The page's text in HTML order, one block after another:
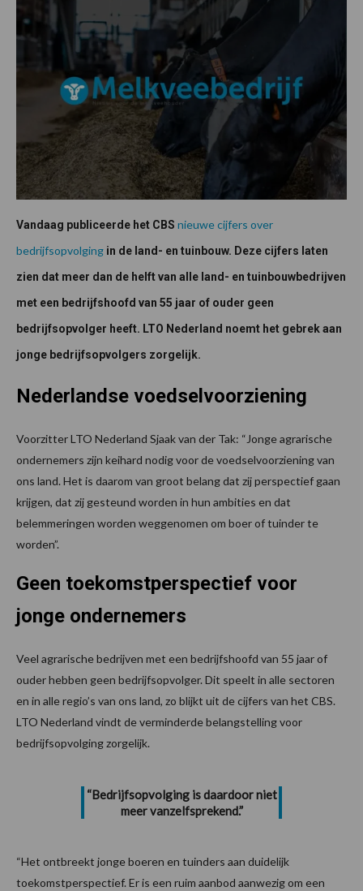
Vandaag publiceerde het CBS nieuwe cijfers over
bedrijfsopvolging in de land- en tuinbouw. Deze cijfers laten
zien dat meer dan de helft van alle land- en tuinbouwbedrijven
met een bedrijfshoofd van 55 jaar of ouder geen
bedrijfsopvolger heeft. LTO Nederland noemt het gebrek aan
jonge bedrijfsopvolgers zorgelijk.
Nederlandse voedselvoorziening
Voorzitter LTO Nederland Sjaak van der Tak: “Jonge agrarische
ondernemers zijn keihard nodig voor de voedselvoorziening van
ons land. Het is daarom van groot belang dat zij perspectief gaan
krijgen, dat zij gesteund worden in hun ambities en dat
belemmeringen worden weggenomen om boer of tuinder te
worden”.
Geen toekomstperspectief voor
jonge ondernemers
Veel agrarische bedrijven met een bedrijfshoofd van 55 jaar of
ouder hebben geen bedrijfsopvolger. Dit speelt in alle sectoren
en in alle regio’s van ons land, zo blijkt uit de cijfers van het CBS.
LTO Nederland vindt de verminderde belangstelling voor
bedrijfsopvolging zorgelijk.
“Bedrijfsopvolging is daardoor niet
meer vanzelfsprekend.”
“Het ontbreekt jonge boeren en tuinders aan duidelijk
toekomstperspectief. Er is een ruim aanbod aanwezig om een